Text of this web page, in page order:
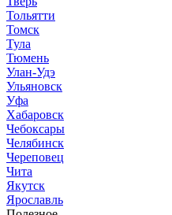
Тольятти
Томск
Тула
Тюмень
Улан-Удэ
Ульяновск
Уфа
Хабаровск
Чебоксары
Челябинск
Череповец
Чита
Якутск
Ярославль